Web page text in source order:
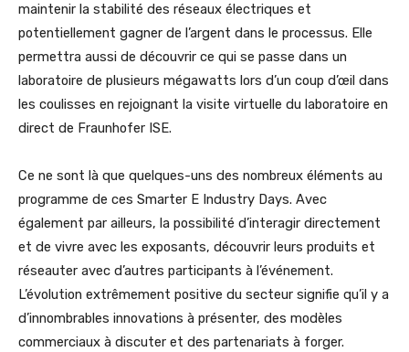
maintenir la stabilité des réseaux électriques et
potentiellement gagner de l’argent dans le processus. Elle
permettra aussi de découvrir ce qui se passe dans un
laboratoire de plusieurs mégawatts lors d’un coup d’œil dans
les coulisses en rejoignant la visite virtuelle du laboratoire en
direct de Fraunhofer ISE.
Ce ne sont là que quelques-uns des nombreux éléments au
programme de ces Smarter E Industry Days. Avec
également par ailleurs, la possibilité d’interagir directement
et de vivre avec les exposants, découvrir leurs produits et
réseauter avec d’autres participants à l’événement.
L’évolution extrêmement positive du secteur signifie qu’il y a
d’innombrables innovations à présenter, des modèles
commerciaux à discuter et des partenariats à forger.